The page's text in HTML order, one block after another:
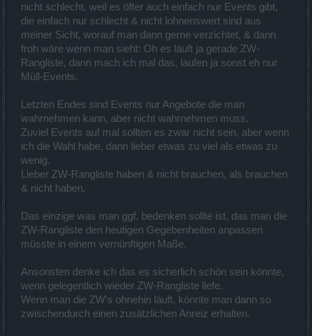
nicht schlecht, weil es öfter auch einfach nur Events gibt,
die einfach nur schlecht & nicht lohnenswert sind aus
meiner Sicht, worauf man dann gerne verzichtet, & dann
froh wäre wenn man sieht: Oh es läuft ja gerade ZW-
Rangliste, dann mach ich mal das, laufen ja sonst eh nur
Müll-Events.
Letzten Endes sind Events nur Angebote die man
wahrnehmen kann, aber nicht wahrnehmen muss.
Zuviel Events auf mal sollten es zwar nicht sein, aber wenn
ich die Wahl habe, dann lieber etwas zu viel als etwas zu
wenig.
Lieber ZW-Rangliste haben & nicht brauchen, als brauchen
& nicht haben.
Das einzige was man ggf. bedenken sollte ist, das man die
ZW-Rangliste den heutigen Gegebenheiten anpassen
müsste in einem vernünftigen Maße.
Ansonsten denke ich das es sicherlich schön sein könnte,
wenn gelegentlich wieder ZW-Rangliste liefe.
Wenn man die ZW's ohnehin läuft, könnte man dann so
zwischendurch einen zusätzlichen Anreiz erhalten.